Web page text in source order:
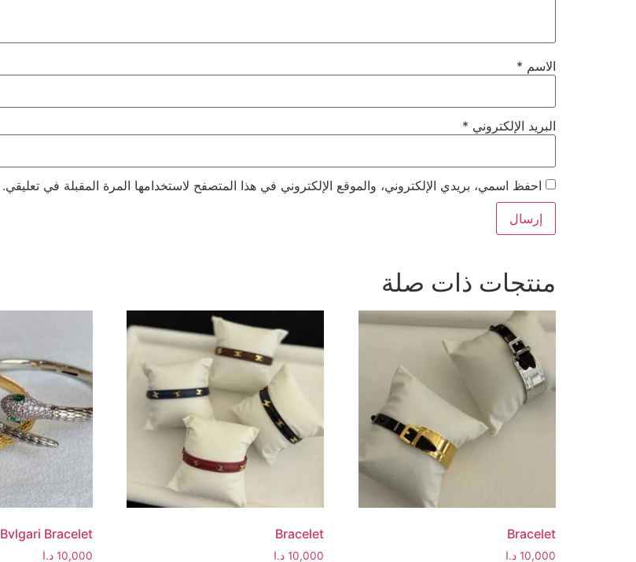
الاسم *
البريد الإلكتروني *
احفظ اسمي، بريدي الإلكتروني، والموقع الإلكتروني في هذا المتصفح لاستخدامها المرة المقبلة في تعليقي.
منتجات ذات صلة
Bracelet
10,000 د.ا
Bracelet
10,000 د.ا
Bvlgari Bracelet
10,000 د.ا